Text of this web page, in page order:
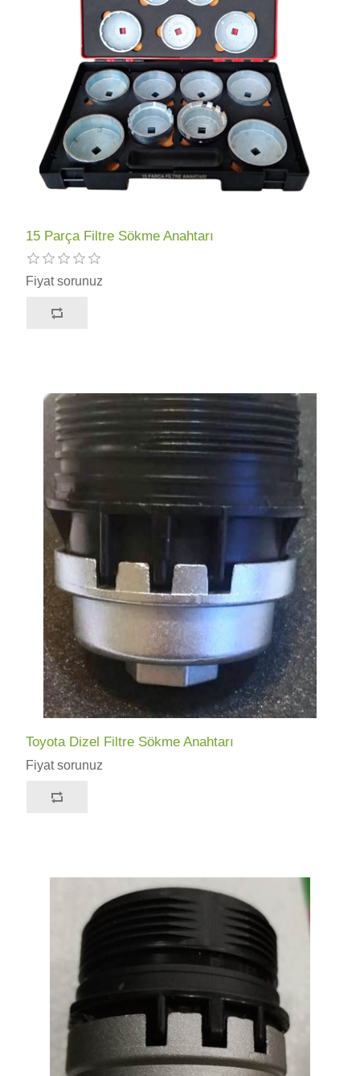
15 Parça Filtre Sökme Anahtarı
Fiyat sorunuz
Toyota Dizel Filtre Sökme Anahtarı
Fiyat sorunuz